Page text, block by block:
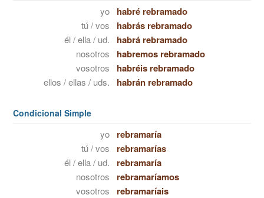
yo habré rebramado
tú / vos habrás rebramado
él / ella / ud. habrá rebramado
nosotros habremos rebramado
vosotros habréis rebramado
ellos / ellas / uds. habrán rebramado
Condicional Simple
yo rebramaría
tú / vos rebramarías
él / ella / ud. rebramaría
nosotros rebramaríamos
vosotros rebramaríais